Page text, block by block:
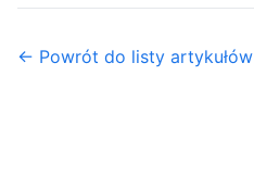
← Powrót do listy artykułów